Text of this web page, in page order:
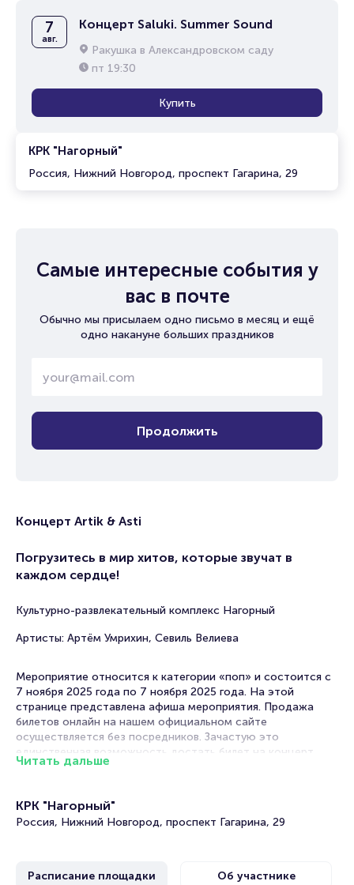
КРК "Нагорный"
Россия, Нижний Новгород, проспект Гагарина, 29
7
авг.
Концерт Saluki. Summer Sound
Ракушка в Александровском саду
пт 19:30
Купить
Самые интересные события у
вас в почте
Обычно мы присылаем одно письмо в месяц и ещё
одно накануне больших праздников
Продолжить
Концерт Artik & Asti
Погрузитесь в мир хитов, которые звучат в
каждом сердце!
Культурно-развлекательный комплекс Нагорный
Артисты: Артём Умрихин, Севиль Велиева
Мероприятие относится к категории «поп» и состоится с
7 ноября 2025 года по 7 ноября 2025 года. На этой
странице представлена афиша мероприятия. Продажа
билетов онлайн на нашем официальном сайте
осуществляется без посредников. Зачастую это
единственная возможность достать билет на концерт.
Portalbilet – удобный и надежный сервис для покупки и
продажи билетов на мероприятия разного формата.
ваше имя занимает не более двух минут. Билеты на
Читать дальше
КРК "Нагорный"
Россия, Нижний Новгород, проспект Гагарина, 29
Расписание площадки Об участнике